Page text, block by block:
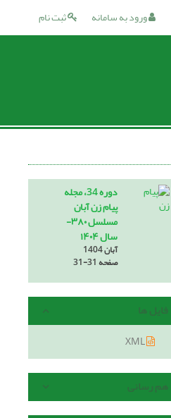
ثبت نام ورود به سامانه
دوره 34، مجله
پیام زن آبان
مسلسل ۳۸۰-
سال ۱۴۰۴
آبان 1404
صفحه31-31
فایل ها
XML
هم رسانی